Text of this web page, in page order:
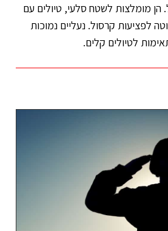
הן מומלצות לשטח סלעי, טיולים עם
לפציעות קרסול. נעליים נמוכות
לטיולים קלים.